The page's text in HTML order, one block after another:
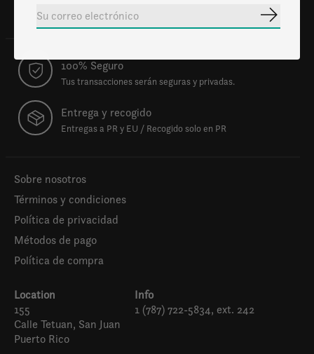
100% Seguro
Tus transacciones serán seguras y privadas.
Entrega y recogido
Entregas a PR y EU / Recogido solo en PR
Sobre nosotros
Términos y condiciones
Política de privacidad
Métodos de pago
Política de compra
Location
155
Calle Tetuan, San Juan
Puerto Rico
Info
1 (787) 722-5834, ext. 242